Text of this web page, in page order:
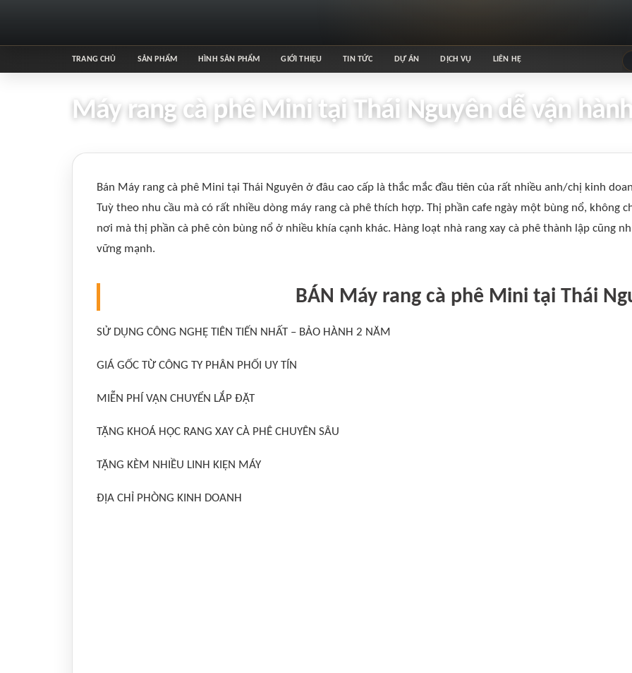
TRANG CHỦ SẢN PHẨM HÌNH SẢN PHẨM GIỚI THIỆU TIN TỨC DỰ ÁN DỊCH VỤ LIÊN HỆ
Máy rang cà phê Mini tại Thái Nguyên dễ vận
Bán Máy rang cà phê Mini tại Thái Nguyên ở đâu cao cấp là thắc mắc đầu tiên của rất nhiều anh/chị kinh
Tuỳ theo nhu cầu mà có rất nhiều dòng máy rang cà phê thích hợp. Thị phần cafe ngày một bùng nổ, không
nơi mà thị phần cà phê còn bùng nổ ở nhiều khía cạnh khác. Hàng loạt nhà rang xay cà phê thành lập cũng
vững mạnh.
BÁN Máy rang cà phê Mini tại Thái
SỬ DỤNG CÔNG NGHỆ TIÊN TIẾN NHẤT – BẢO HÀNH 2 NĂM
GIÁ GỐC TỪ CÔNG TY PHÂN PHỐI UY TÍN
MIỄN PHÍ VẬN CHUYỂN LẮP ĐẶT
TẶNG KHOÁ HỌC RANG XAY CÀ PHÊ CHUYÊN SÂU
TẶNG KÈM NHIỀU LINH KIỆN MÁY
ĐỊA CHỈ PHÒNG KINH DOANH